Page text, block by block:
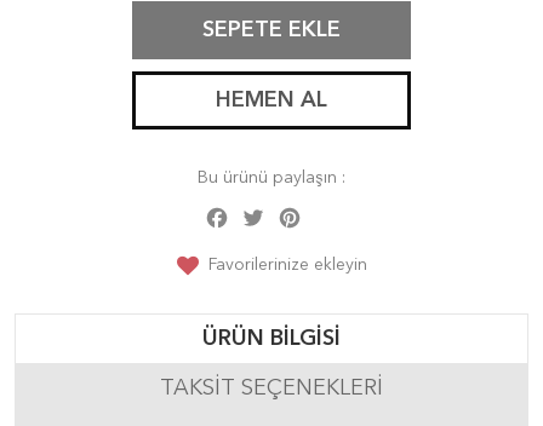
SEPETE EKLE
HEMEN AL
Bu ürünü paylaşın :
Facebook
Twitter
Favorilerinize ekleyin
ÜRÜN BILGISI
TAKSIT SEÇENEKLERI